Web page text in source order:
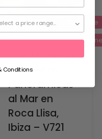
Alquileres de
Daniela
Latronico
Se vende
Villa Moderna
con Vistas
Panorámicas
al Mar en
Roca Llisa,
Ibiza – V721
Conditions